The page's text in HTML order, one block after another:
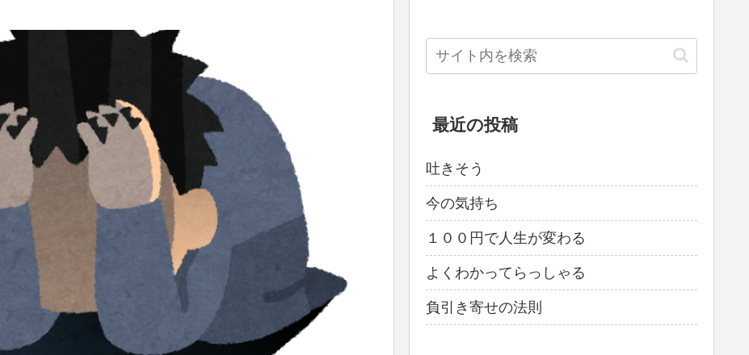
最近の投稿
吐きそう
今の気持ち
１００円で人生が変わる
よくわかってらっしゃる
負引き寄せの法則